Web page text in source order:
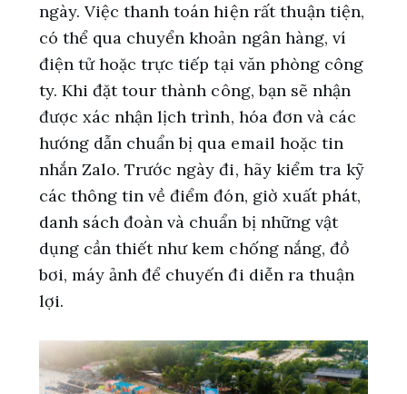
ngày. Việc thanh toán hiện rất thuận tiện,
có thể qua chuyển khoản ngân hàng, ví
điện tử hoặc trực tiếp tại văn phòng công
ty. Khi đặt tour thành công, bạn sẽ nhận
được xác nhận lịch trình, hóa đơn và các
hướng dẫn chuẩn bị qua email hoặc tin
nhắn Zalo. Trước ngày đi, hãy kiểm tra kỹ
các thông tin về điểm đón, giờ xuất phát,
danh sách đoàn và chuẩn bị những vật
dụng cần thiết như kem chống nắng, đồ
bơi, máy ảnh để chuyến đi diễn ra thuận
lợi.